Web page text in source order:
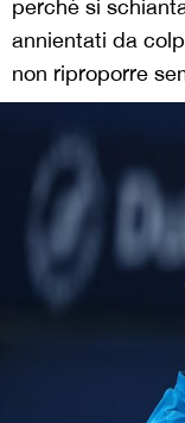
perché si
annientati da
non riproporre